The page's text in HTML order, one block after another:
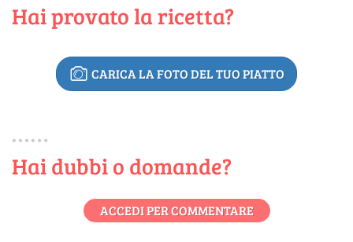
Hai provato la ricetta?
CARICA LA FOTO DEL TUO PIATTO
Hai dubbi o domande?
ACCEDI PER COMMENTARE